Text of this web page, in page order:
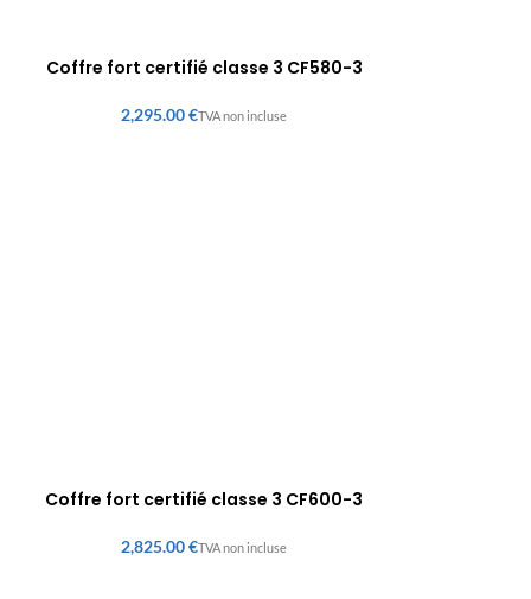
Coffre fort certifié classe 3 CF580-3
€
Coffre fort certifié classe 3 CF600-3
€